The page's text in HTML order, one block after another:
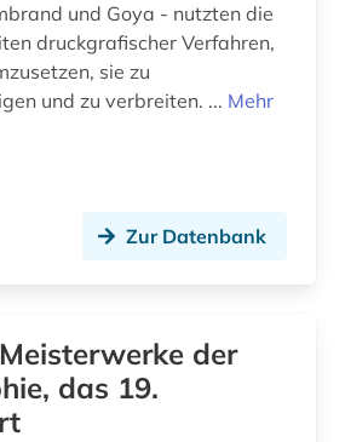
discovery service (1)
documenta archiv (1)
dokumentation (2)
und Goya - nutzten die
druckgrafischer Verfahren,
sie zu
und zu verbreiten. ... Mehr
Zur Datenbank
der
das 19.